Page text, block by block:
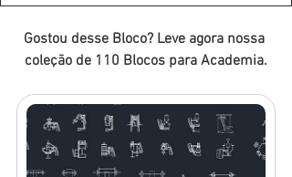
Gostou desse Bloco? Leve agora nossa
coleção de 110 Blocos para Academia.